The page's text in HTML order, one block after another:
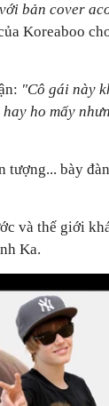
bản cover
Koreaboo
"Cô gái này
ho mấy
tượng... bày
và thế giới
Ka.